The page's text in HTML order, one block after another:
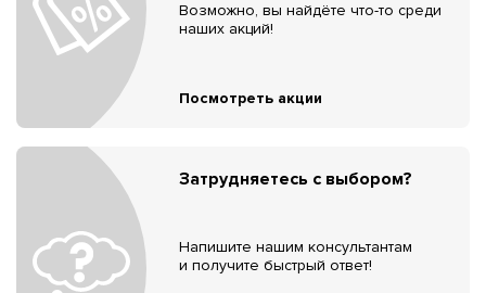
Возможно, вы найдёте что-то среди
наших акций!
Посмотреть акции
Затрудняетесь с выбором?
Напишите нашим консультантам
и получите быстрый ответ!